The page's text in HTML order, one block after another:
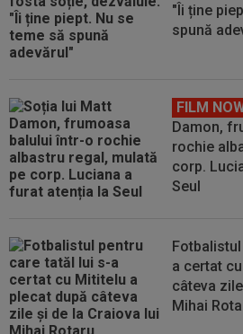
"Îi ține
spună
FILM
Damon,
rochie
corp.
Seul
a certat
câteva
Mihai